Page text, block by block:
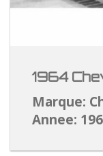
1964
Marque:
Annee: